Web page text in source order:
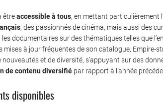
êtreaccessible à tous, en mettant particulièrement
, des passionnés de cinéma, mais aussi des
documentaires sur des thématiques telles que
mises à jour fréquentes de son catalogue, Empire-
et de diversité, s’appuyant sur des
de contenu diversifié par rapport à l’année
disponibles